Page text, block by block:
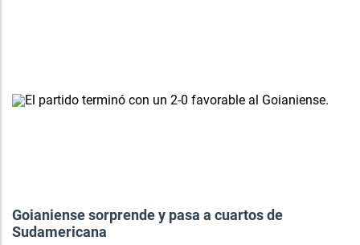
Goianiense sorprende y pasa a cuartos de
Sudamericana